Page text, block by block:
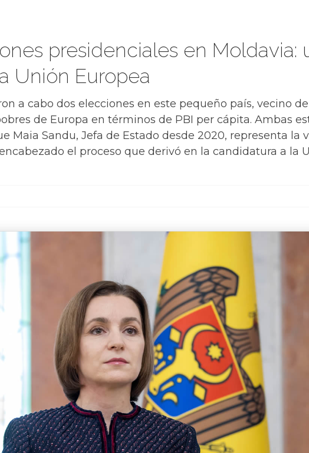
presidenciales en Moldavia:
Unión Europea
a cabo dos elecciones en este pequeño país, vecino
de Europa en términos de PBI per cápita. Ambas
Maia Sandu, Jefa de Estado desde 2020, representa la
el proceso que derivó en la candidatura a la